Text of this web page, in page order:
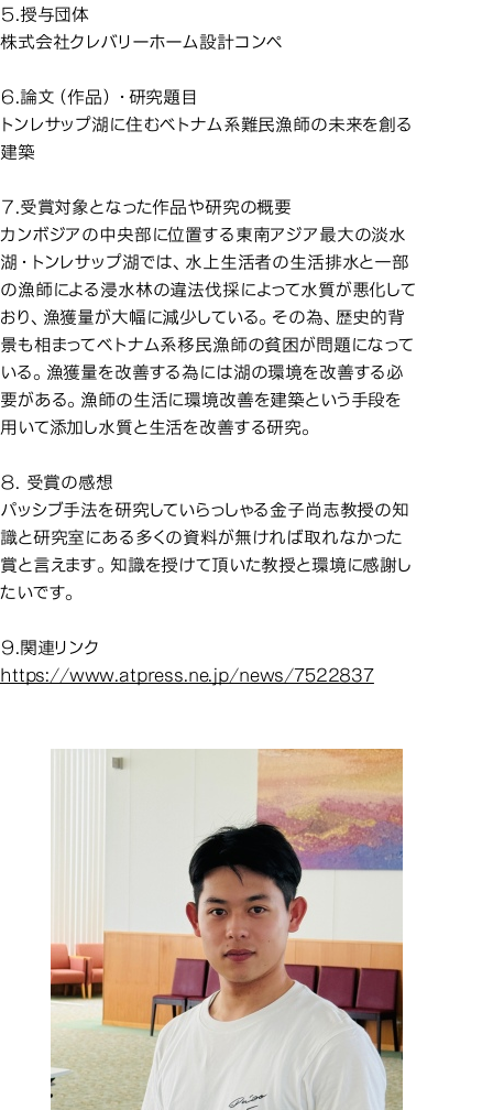
５.授与団体
株式会社クレバリーホーム設計コンペ
６.論文（作品）・研究題目
トンレサップ湖に住むベトナム系難民漁師の未来を創る
建築
７.受賞対象となった作品や研究の概要
カンボジアの中央部に位置する東南アジア最大の淡水
湖・トンレサップ湖では、水上生活者の生活排水と一部
の漁師による浸水林の違法伐採によって水質が悪化して
おり、漁獲量が大幅に減少している。その為、歴史的背
景も相まってベトナム系移民漁師の貧困が問題になって
いる。漁獲量を改善する為には湖の環境を改善する必
要がある。漁師の生活に環境改善を建築という手段を
用いて添加し水質と生活を改善する研究。
８. 受賞の感想
パッシブ手法を研究していらっしゃる金子尚志教授の知
識と研究室にある多くの資料が無ければ取れなかった
賞と言えます。知識を授けて頂いた教授と環境に感謝し
たいです。
９.関連リンク
https://www.atpress.ne.jp/news/7522837